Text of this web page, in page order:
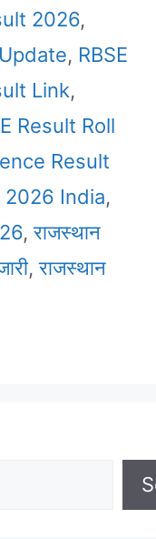
2026,
, RBSE
Link,
Result Roll
Result
2026 India,
,राजस्थान
,राजस्थान